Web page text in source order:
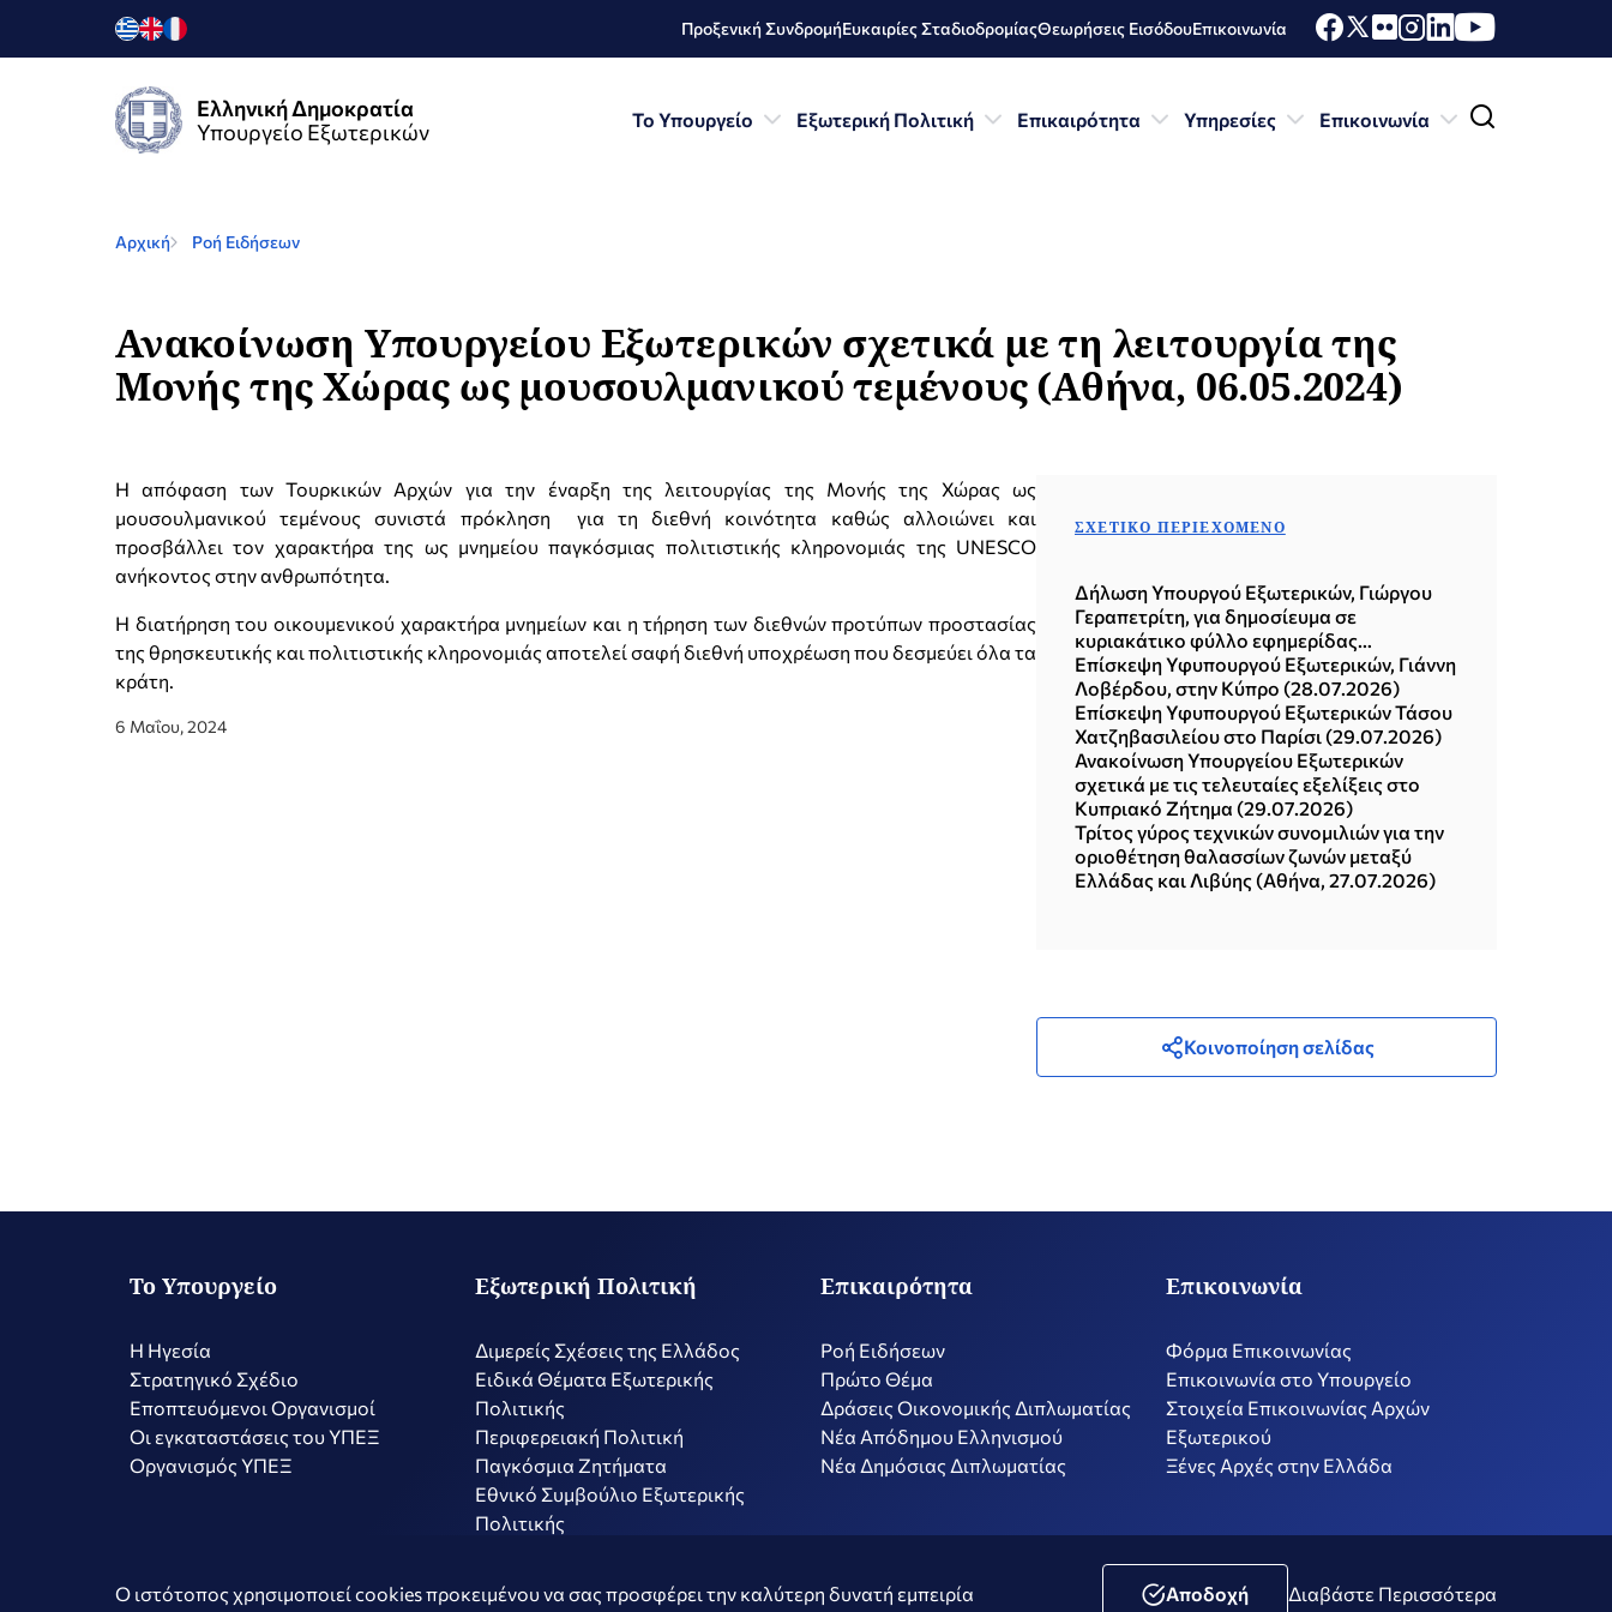
Προξενική ΣυνδρομήΕυκαιρίες ΣταδιοδρομίαςΘεωρήσεις ΕισόδουΕπικοινωνία
Ελληνική Δημοκρατία
Υπουργείο Εξωτερικών
Το Υπουργείο Εξωτερική Πολιτική Επικαιρότητα Υπηρεσίες Επικοινωνία
Αρχική Ροή Ειδήσεων
Ανακοίνωση Υπουργείου Εξωτερικών σχετικά με τη λειτουργία της
Μονής της Χώρας ως μουσουλμανικού τεμένους (Αθήνα, 06.05.2024)
H απόφαση των Τουρκικών Αρχών για την έναρξη της λειτουργίας της Μονής της Χώρας ως
μουσουλμανικού τεμένους συνιστά πρόκληση για τη διεθνή κοινότητα καθώς αλλοιώνει και
προσβάλλει τον χαρακτήρα της ως μνημείου παγκόσμιας πολιτιστικής κληρονομιάς της UNESCO
ανήκοντος στην ανθρωπότητα.
Η διατήρηση του οικουμενικού χαρακτήρα μνημείων και η τήρηση των διεθνών προτύπων προστασίας
της θρησκευτικής και πολιτιστικής κληρονομιάς αποτελεί σαφή διεθνή υποχρέωση που δεσμεύει όλα τα
κράτη.
6 Μαΐου, 2024
ΣΧΕΤΙΚΌ ΠΕΡΙΕΧΌΜΕΝΟ
Δήλωση Υπουργού Εξωτερικών, Γιώργου
Γεραπετρίτη, για δημοσίευμα σε
κυριακάτικο φύλλο εφημερίδας
(02.08.2026)
Επίσκεψη Υφυπουργού Εξωτερικών, Γιάννη
Λοβέρδου, στην Κύπρο (28.07.2026)
Επίσκεψη Υφυπουργού Εξωτερικών Τάσου
Χατζηβασιλείου στο Παρίσι (29.07.2026)
Ανακοίνωση Υπουργείου Εξωτερικών
σχετικά με τις τελευταίες εξελίξεις στο
Κυπριακό Ζήτημα (29.07.2026)
Τρίτος γύρος τεχνικών συνομιλιών για την
οριοθέτηση θαλασσίων ζωνών μεταξύ
Ελλάδας και Λιβύης (Αθήνα, 27.07.2026)
Κοινοποίηση σελίδας
Το Υπουργείο
Η Ηγεσία
Στρατηγικό Σχέδιο
Εποπτευόμενοι Οργανισμοί
Οι εγκαταστάσεις του ΥΠΕΞ
Οργανισμός ΥΠΕΞ
Εξωτερική Πολιτική
Διμερείς Σχέσεις της Ελλάδος
Ειδικά Θέματα Εξωτερικής
Πολιτικής
Περιφερειακή Πολιτική
Παγκόσμια Ζητήματα
Εθνικό Συμβούλιο Εξωτερικής
Πολιτικής
Επικαιρότητα
Ροή Ειδήσεων
Πρώτο Θέμα
Δράσεις Οικονομικής Διπλωματίας
Nέα Απόδημου Ελληνισμού
Νέα Δημόσιας Διπλωματίας
Επικοινωνία
Φόρμα Επικοινωνίας
Επικοινωνία στο Υπουργείο
Στοιχεία Επικοινωνίας Αρχών
Εξωτερικού
Ξένες Αρχές στην Ελλάδα
Copyright © 2026 Ελληνική Δημοκρατία - Υπουργείο Εξωτερικών Όροι Χρήσης Πολιτική Μέσων Κοινωνικής Δικτύωσης Δήλωση Προσβασιμότητας
Ο ιστότοπος χρησιμοποιεί cookies προκειμένου να σας προσφέρει την καλύτερη δυνατή εμπειρία Αποδοχή Διαβάστε Περισσότερα